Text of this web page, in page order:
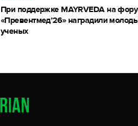
При поддержке MAYRVEDA на
«Превентмед’26» наградили
ученых